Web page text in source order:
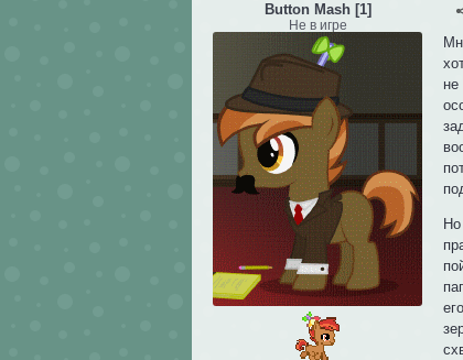
Button Mash [1]
Не в игре
не